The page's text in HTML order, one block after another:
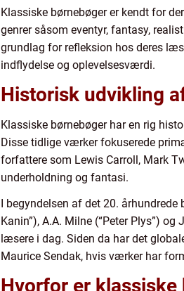
Klassiske børnebøger er kendt for
genrer såsom eventyr, fantasy,
grundlag for refleksion hos deres
indflydelse og oplevelsesværdi.
Historisk udvikling
Klassiske børnebøger har en rig
Disse tidlige værker fokuserede
forfattere som Lewis Carroll, Mark
underholdning og fantasi.
I begyndelsen af det 20.
Kanin”), A.A. Milne (“Peter Plys”)
læsere i dag. Siden da har det
Maurice Sendak, hvis værker har
Hvorfor er